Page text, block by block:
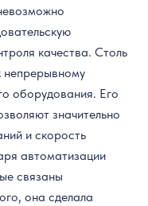
качества. Столь
непрерывному
оборудования. Его
значительно
и скорость
автоматизации
связаны
она сделала